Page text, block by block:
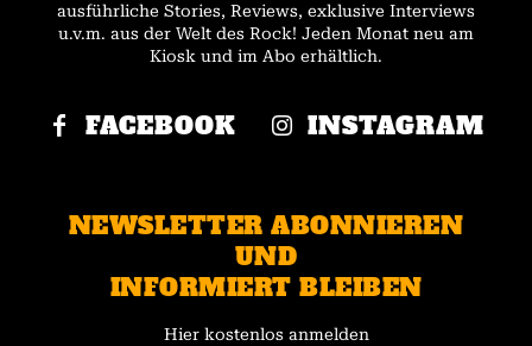
ausführliche Stories, Reviews, exklusive Interviews
u.v.m. aus der Welt des Rock! Jeden Monat neu am
Kiosk und im Abo erhältlich.
FACEBOOK INSTAGRAM
NEWSLETTER ABONNIEREN
UND
INFORMIERT BLEIBEN
Hier kostenlos anmelden